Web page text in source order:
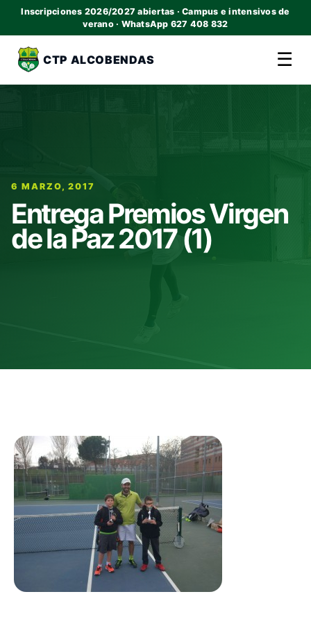
Inscripciones 2026/2027 abiertas · Campus e intensivos de
verano · WhatsApp 627 408 832
CTP ALCOBENDAS ☰
6 MARZO, 2017
Entrega Premios Virgen
de la Paz 2017 (1)